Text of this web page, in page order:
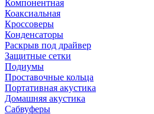
Компонентная
Коаксиальная
Кроссоверы
Конденсаторы
Раскрыв под драйвер
Защитные сетки
Подиумы
Проставочные кольца
Портативная акустика
Домашняя акустика
Сабвуферы